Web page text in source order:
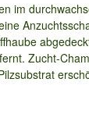
im
Zucht-